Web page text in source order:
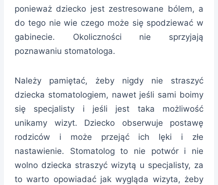
ponieważ dziecko jest zestresowane bólem, a
do tego nie wie czego może się spodziewać w
gabinecie. Okoliczności nie sprzyjają
poznawaniu stomatologa.
Należy pamiętać, żeby nigdy nie straszyć
dziecka stomatologiem, nawet jeśli sami boimy
się specjalisty i jeśli jest taka możliwość
unikamy wizyt. Dziecko obserwuje postawę
rodziców i może przejąć ich lęki i złe
nastawienie. Stomatolog to nie potwór i nie
wolno dziecka straszyć wizytą u specjalisty, za
to warto opowiadać jak wygląda wizyta, żeby